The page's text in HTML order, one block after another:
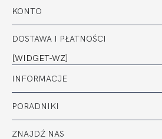
KONTO
DOSTAWA I PŁATNOŚCI
[WIDGET-WZ]
INFORMACJE
PORADNIKI
ZNAJDŹ NAS